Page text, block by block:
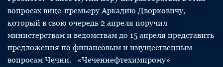
вопросах вице-премьеру Аркадию Дворковичу,
который в свою очередь 2 апреля поручил
министерствам и ведомствам до 15 апреля представить
предложения по финансовым и имущественным
вопросам Чечни. «Чеченнефтехимпрому»